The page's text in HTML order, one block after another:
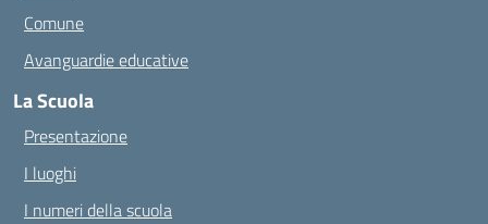
Comune
Avanguardie educative
La Scuola
Presentazione
I luoghi
I numeri della scuola